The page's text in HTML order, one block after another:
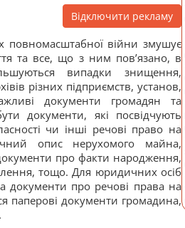
Відключити рекламу
повномасштабної війни змушує
та все, що з ним пов’язано, в
випадки знищення,
різних підприємств, установ,
документи громадян та
документи, які посвідчують
чи інші речові право на
опис нерухомого майна,
про факти народження,
тощо. Для юридичних осіб
документи про речові права на
документи громадина,